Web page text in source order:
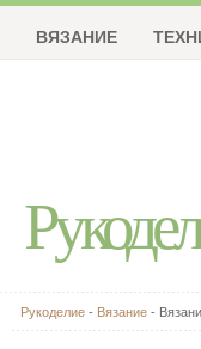
ВЯЗАНИЕ
Рукоделие - Вязание -